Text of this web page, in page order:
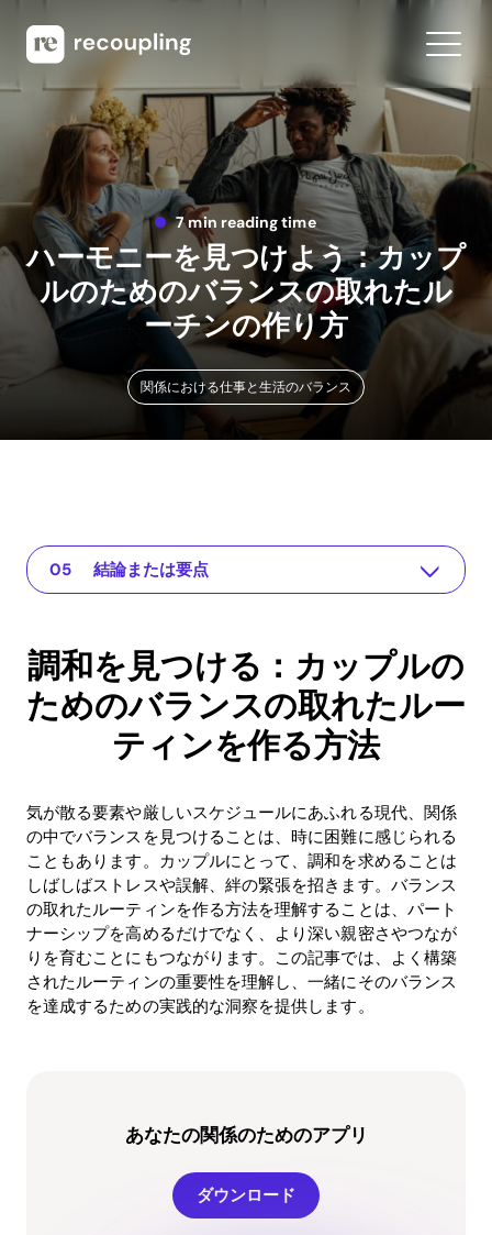
7 min reading time
ハーモニーを見つけよう：カップ
ルのためのバランスの取れたル
ーチンの作り方
関係における仕事と生活のバランス
調和を見つける：カップルのためのバランスの取れたルーティンを作る方法
あなたの関係のためのアプリ
問題を理解する
実践的な解決策や洞察
結論または要点
調和を見つける：カップルの
ためのバランスの取れたルー
ティンを作る方法
気が散る要素や厳しいスケジュールにあふれる現代、関係
の中でバランスを見つけることは、時に困難に感じられる
こともあります。カップルにとって、調和を求めることは
しばしばストレスや誤解、絆の緊張を招きます。バランス
の取れたルーティンを作る方法を理解することは、パート
ナーシップを高めるだけでなく、より深い親密さやつなが
りを育むことにもつながります。この記事では、よく構築
されたルーティンの重要性を理解し、一緒にそのバランス
を達成するための実践的な洞察を提供します。
あなたの関係のためのアプリ
ダウンロード